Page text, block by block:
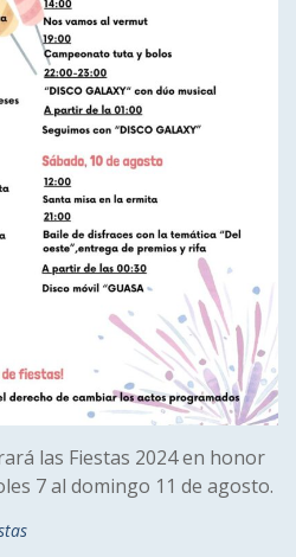
las Fiestas 2024 en honor
7 al domingo 11 de agosto.